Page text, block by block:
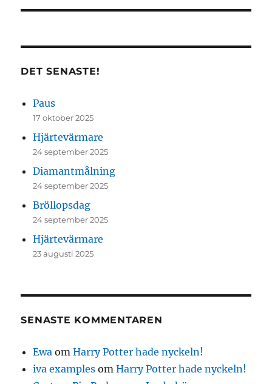
DET SENASTE!
Paus
17 oktober 2025
Hjärtevärmare
24 september 2025
Diamantmålning
24 september 2025
Bröllopsdag
24 september 2025
Hjärtevärmare
23 augusti 2025
SENASTE KOMMENTAREN
Ewa omHarry Potter hade nyckeln!
iva examples omHarry Potter hade nyckeln!